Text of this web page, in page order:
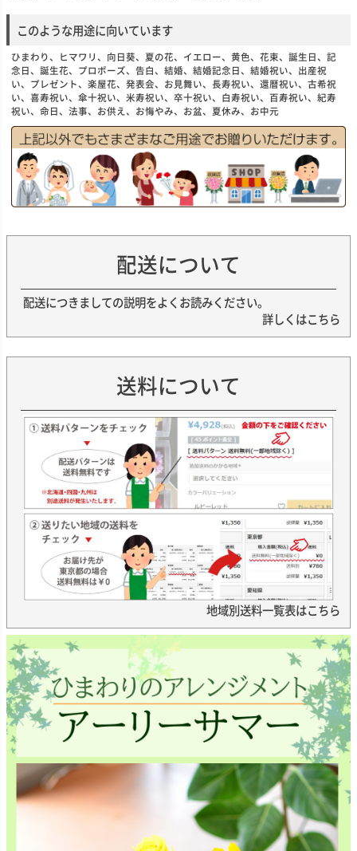
このような用途に向いています
ひまわり、ヒマワリ、向日葵、夏の花、イエロー、黄色、花束、誕生日、記
念日、誕生花、プロポーズ、告白、結婚、結婚記念日、結婚祝い、出産祝
い、プレゼント、楽屋花、発表会、お見舞い、長寿祝い、還暦祝い、古希祝
い、喜寿祝い、傘十祝い、米寿祝い、卒十祝い、白寿祝い、百寿祝い、紀寿
祝い、命日、法事、お供え、お悔やみ、お盆、夏休み、お中元
配送について
配送につきましての説明をよくお読みください。
詳しくはこちら
送料について
地域別送料一覧表はこちら